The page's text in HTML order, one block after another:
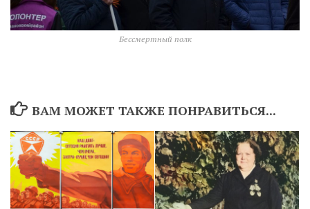
Бессмертный полк
ВАМ МОЖЕТ ТАКЖЕ ПОНРАВИТЬСЯ...